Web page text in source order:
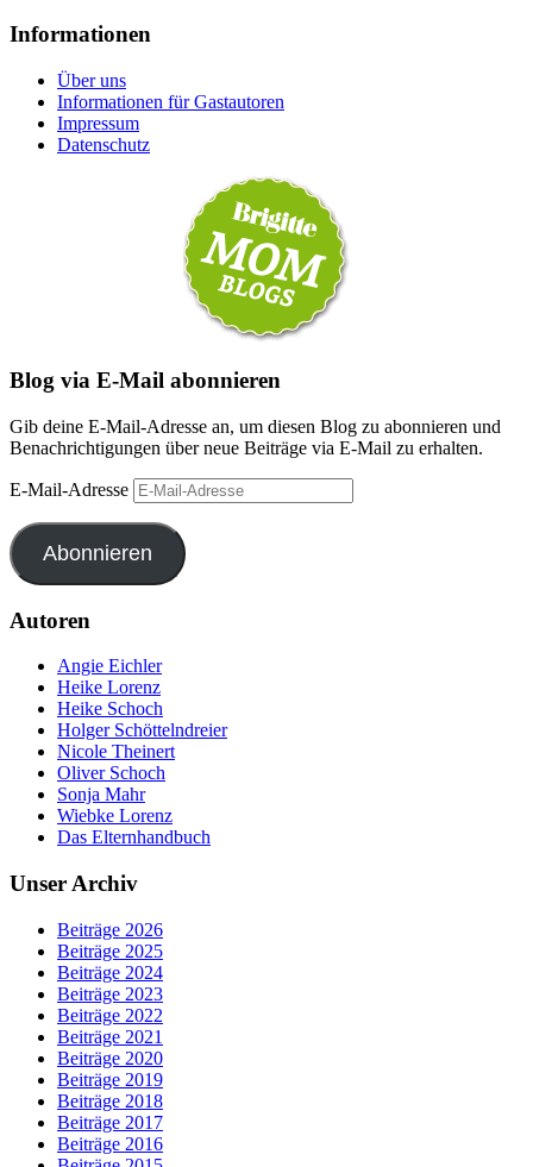
Informationen
Über uns
Informationen für Gastautoren
Impressum
Datenschutz
Blog via E-Mail abonnieren
Gib deine E-Mail-Adresse an, um diesen Blog zu abonnieren und
Benachrichtigungen über neue Beiträge via E-Mail zu erhalten.
E-Mail-Adresse
Abonnieren
Autoren
Angie Eichler
Heike Lorenz
Heike Schoch
Holger Schöttelndreier
Nicole Theinert
Oliver Schoch
Sonja Mahr
Wiebke Lorenz
Das Elternhandbuch
Unser Archiv
Beiträge 2026
Beiträge 2025
Beiträge 2024
Beiträge 2023
Beiträge 2022
Beiträge 2021
Beiträge 2020
Beiträge 2019
Beiträge 2018
Beiträge 2017
Beiträge 2016